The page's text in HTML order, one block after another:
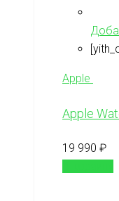
Apple
Apple
19 990 ₽